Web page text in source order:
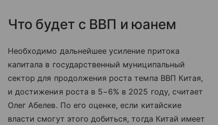
Что будет с ВВП и юанем
Необходимо дальнейшее усиление притока
капитала в государственный муниципальный
сектор для продолжения роста темпа ВВП Китая,
и достижения роста в 5−6% в 2025 году, считает
Олег Абелев. По его оценке, если китайские
власти смогут этого добиться, тогда Китай имеет